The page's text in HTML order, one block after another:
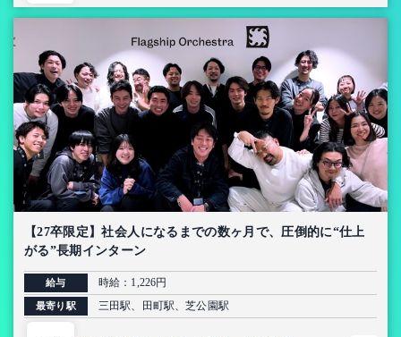
【27卒限定】社会人になるまでの数ヶ月で、圧倒的に“仕上
がる”長期インターン
給与 時給：1,226円
最寄り駅 三田駅、田町駅、芝公園駅